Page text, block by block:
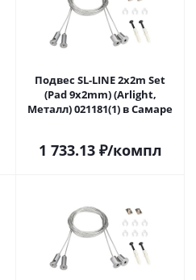
Подвес SL-LINE 2x2m Set
(Pad 9x2mm) (Arlight,
Металл) 021181(1) в Самаре
1 733.13₽/компл